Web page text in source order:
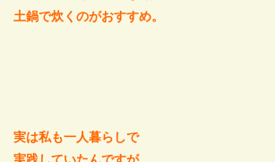
土鍋で炊くのがおすすめ。
実は私も一人暮らしで